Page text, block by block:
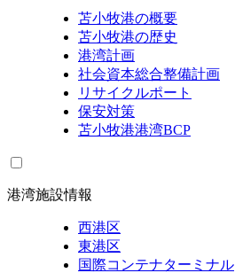
苫小牧港の概要
苫小牧港の歴史
港湾計画
社会資本総合整備計画
リサイクルポート
保安対策
苫小牧港港湾BCP
港湾施設情報
西港区
東港区
国際コンテナターミナル